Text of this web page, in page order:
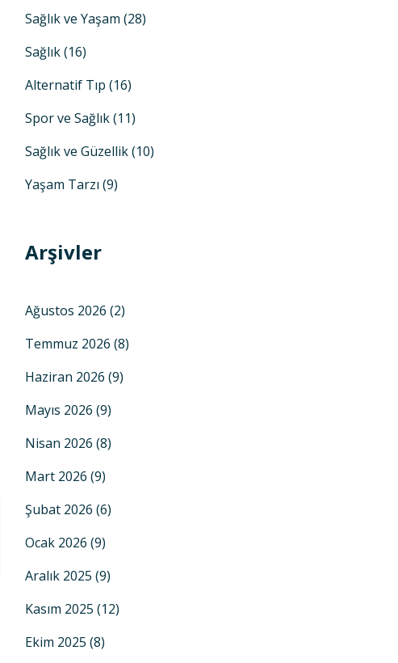
Sağlık ve Yaşam (28)
Sağlık(16)
Alternatif Tıp (16)
Spor ve Sağlık(11)
Sağlık ve Güzellik(10)
Yaşam Tarzı (9)
Arşivler
Ağustos 2026 (2)
Temmuz 2026 (8)
Haziran 2026 (9)
Mayıs 2026 (9)
Nisan 2026 (8)
Mart 2026 (9)
Şubat 2026 (6)
Ocak 2026 (9)
Aralık 2025 (9)
Kasım 2025 (12)
Ekim 2025 (8)